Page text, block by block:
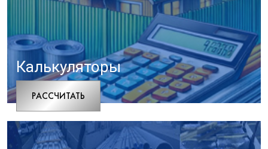
Калькуляторы
РАCСЧИТАТЬ